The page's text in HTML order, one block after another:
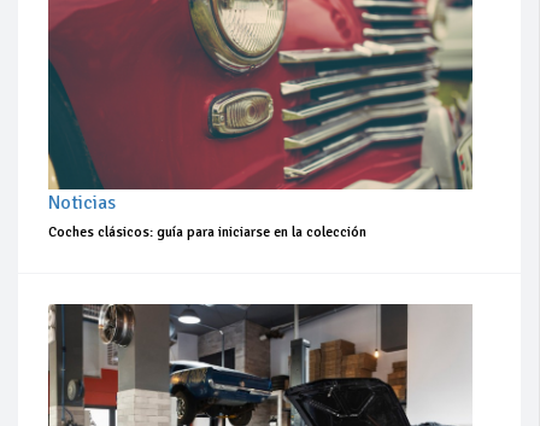
Noticias
Coches clásicos: guía para iniciarse en la colección